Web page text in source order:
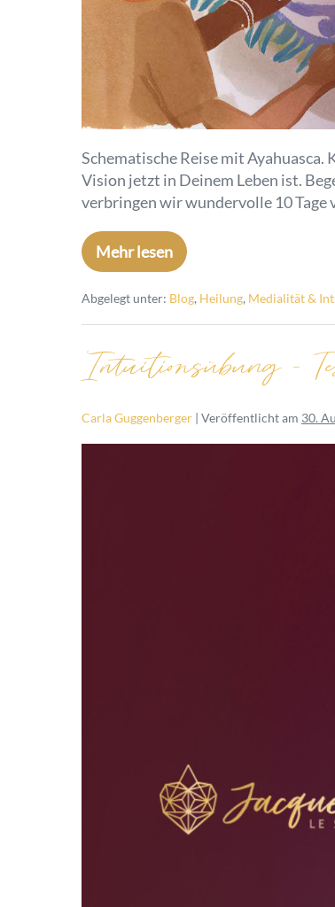
Schematische Reise mit Ayahuasca.
Vision jetzt in Deinem Leben ist.
verbringen wir wundervolle 10 Tage
Mehr lesen
Abgelegt unter: Blog, Heilung, Medialität &
Intuitionsübung –
Carla Guggenberger | Veröffentlicht am 30.